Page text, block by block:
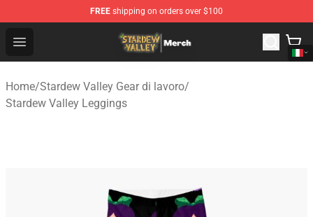
FREE shipping on orders over $100
Open menu
Stardew Valley Store - Official Stardew Valley
Home/Stardew Valley Gear di lavoro/
Stardew Valley Leggings